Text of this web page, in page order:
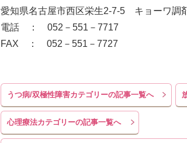
愛知県名古屋市西区栄生2-7-5 キョーワ調
電話 ： 052－551－7717
FAX ： 052－551－7727
うつ病/双極性障害カテゴリーの記事一覧へ
心理療法カテゴリーの記事一覧へ